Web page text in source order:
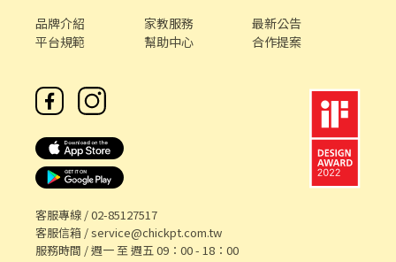
品牌介紹 家教服務
最新公告
平台規範
幫助中心 合作提案
客服專線 /02-85127517
客服信箱 /service@chickpt.com.tw
服務時間 / 週一 至 週五 09：00 - 18：00